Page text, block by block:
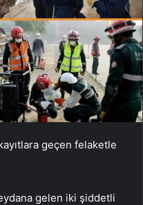
geçen felaketle
gelen iki şiddetli